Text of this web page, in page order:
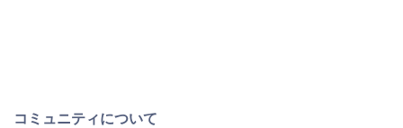
コミュニティについて